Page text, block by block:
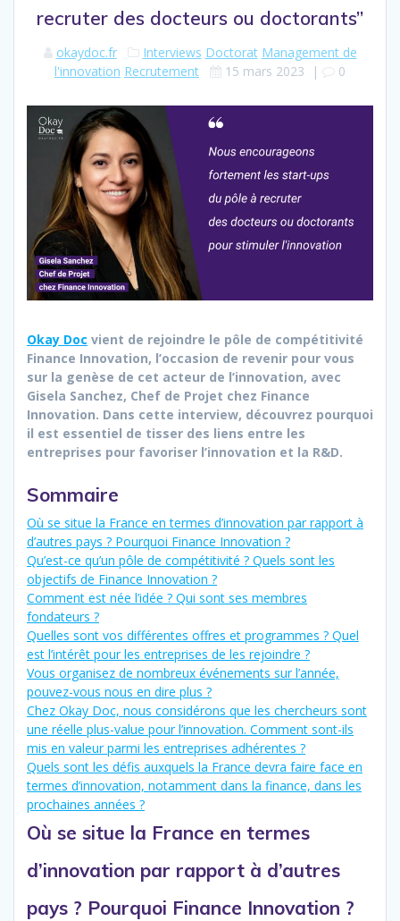
recruter des docteurs ou doctorants”
okaydoc.fr Interviews Doctorat Management de
l'innovation Recrutement 15 mars 2023 | 0
Okay Doc vient de rejoindre le pôle de compétitivité
Finance Innovation, l’occasion de revenir pour vous
sur la genèse de cet acteur de l’innovation, avec
Gisela Sanchez, Chef de Projet chez Finance
Innovation. Dans cette interview, découvrez pourquoi
il est essentiel de tisser des liens entre les
entreprises pour favoriser l’innovation et la R&D.
Sommaire
Où se situe la France en termes d’innovation par rapport à
d’autres pays ? Pourquoi Finance Innovation ?
Qu’est-ce qu’un pôle de compétitivité ? Quels sont les
objectifs de Finance Innovation ?
Comment est née l’idée ? Qui sont ses membres
fondateurs ?
Quelles sont vos différentes offres et programmes ? Quel
est l’intérêt pour les entreprises de les rejoindre ?
Vous organisez de nombreux événements sur l’année,
pouvez-vous nous en dire plus ?
Chez Okay Doc, nous considérons que les chercheurs sont
une réelle plus-value pour l’innovation. Comment sont-ils
mis en valeur parmi les entreprises adhérentes ?
Quels sont les défis auxquels la France devra faire face en
termes d’innovation, notamment dans la finance, dans les
prochaines années ?
Où se situe la France en termes
d’innovation par rapport à d’autres
pays ? Pourquoi Finance Innovation ?